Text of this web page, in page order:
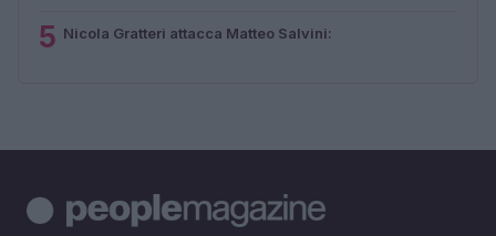
5 Nicola Gratteri attacca Matteo Salvini: